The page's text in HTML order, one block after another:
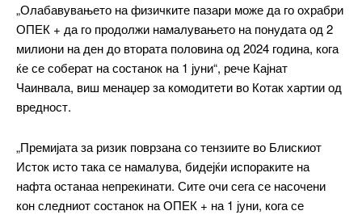
Praesent euismod ac
Ut mollis pellentesque tortor
Nullam eu erat condimentum
Donec quis est ac felis
Orci varius natoque dolor
Pro
„Олабавувањето на физичките пазари може да го охрабри
ОПЕК + да го продолжи намалувањето на понудата од 2
милиони на ден до втората половина од 2024 година, кога
ќе се соберат на состанок на 1 јуни“, рече Кајнат
Чаинвала, виш менаџер за комодитети во Котак хартии од
вредност.
„Премијата за ризик поврзана со тензиите во Блискиот
Исток исто така се намалува, бидејќи испораките на
нафта останаа непрекинати. Сите очи сега се насочени
кон следниот состанок на ОПЕК + на 1 јуни, кога се